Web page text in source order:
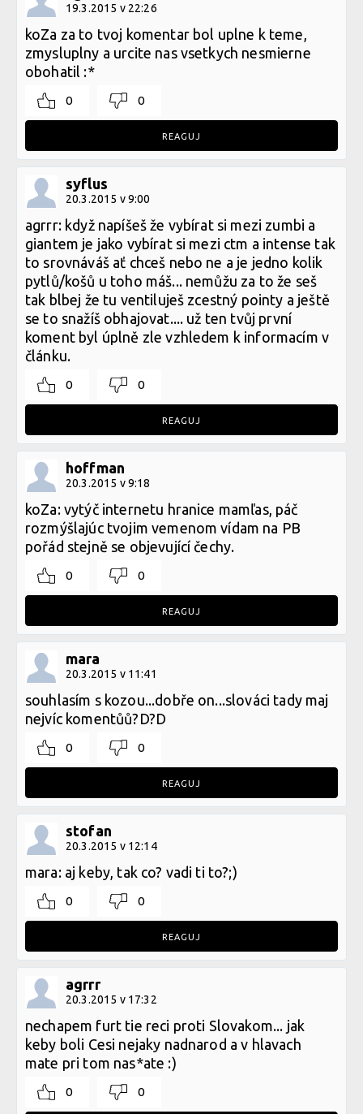
19.3.2015 v 22:26
koZa za to tvoj komentar bol uplne k teme,
zmysluplny a urcite nas vsetkych nesmierne
obohatil :*
0 0
REAGUJ
syflus
20.3.2015 v 9:00
agrrr: když napíšeš že vybírat si mezi zumbi a
giantem je jako vybírat si mezi ctm a intense tak
to srovnáváš ať chceš nebo ne a je jedno kolik
pytlů/košů u toho máš... nemůžu za to že seš
tak blbej že tu ventiluješ zcestný pointy a ještě
se to snažíš obhajovat.... už ten tvůj první
koment byl úplně zle vzhledem k informacím v
článku.
0 0
REAGUJ
hoffman
20.3.2015 v 9:18
koZa: vytýč internetu hranice mamľas, páč
rozmýšlajúc tvojim vemenom vídam na PB
pořád stejně se objevující čechy.
0 0
REAGUJ
mara
20.3.2015 v 11:41
souhlasím s kozou...dobře on...slováci tady maj
nejvíc komentůů?D?D
0 0
REAGUJ
stofan
20.3.2015 v 12:14
mara: aj keby, tak co? vadi ti to?;)
0 0
REAGUJ
agrrr
20.3.2015 v 17:32
nechapem furt tie reci proti Slovakom... jak
keby boli Cesi nejaky nadnarod a v hlavach
mate pri tom nas*ate :)
0 0